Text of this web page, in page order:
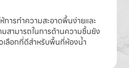
ารทำความสะอาดพื้นง่ายและ
สามารถในการต้านความชื้นยัง
เลือกที่ดีสำหรับพื้นที่ห้องน้ำ